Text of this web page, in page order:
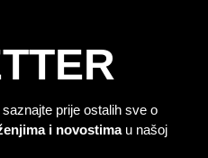
prije ostalih sve o
i novostimau našoj